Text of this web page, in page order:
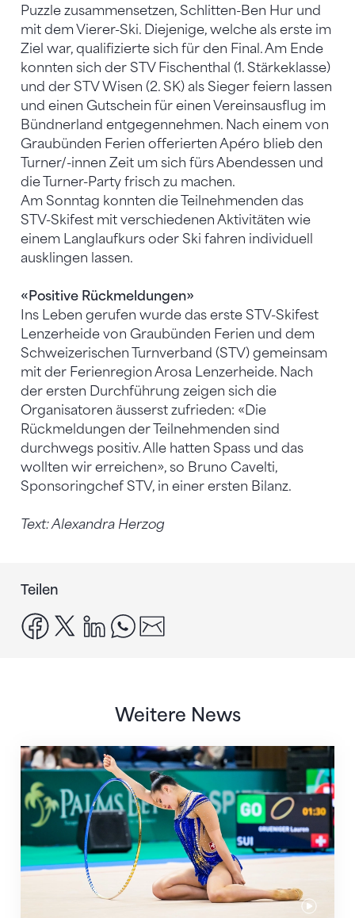
Puzzle zusammensetzen, Schlitten-Ben Hur und
mit dem Vierer-Ski. Diejenige, welche als erste im
Ziel war, qualifizierte sich für den Final. Am Ende
konnten sich der STV Fischenthal (1. Stärkeklasse)
und der STV Wisen (2. SK) als Sieger feiern lassen
und einen Gutschein für einen Vereinsausflug im
Bündnerland entgegennehmen. Nach einem von
Graubünden Ferien offerierten Apéro blieb den
Turner/-innen Zeit um sich fürs Abendessen und
die Turner-Party frisch zu machen.
Am Sonntag konnten die Teilnehmenden das
STV-Skifest mit verschiedenen Aktivitäten wie
einem Langlaufkurs oder Ski fahren individuell
ausklingen lassen.
«Positive Rückmeldungen»
Ins Leben gerufen wurde das erste STV-Skifest
Lenzerheide von Graubünden Ferien und dem
Schweizerischen Turnverband (STV) gemeinsam
mit der Ferienregion Arosa Lenzerheide. Nach
der ersten Durchführung zeigen sich die
Organisatoren äusserst zufrieden: «Die
Rückmeldungen der Teilnehmenden sind
durchwegs positiv. Alle hatten Spass und das
wollten wir erreichen», so Bruno Cavelti,
Sponsoringchef STV, in einer ersten Bilanz.
Text: Alexandra Herzog
Teilen
facebook
x linkedinwhatsapp
Weitere News
Nächster Halt: Weltmeisterschaft